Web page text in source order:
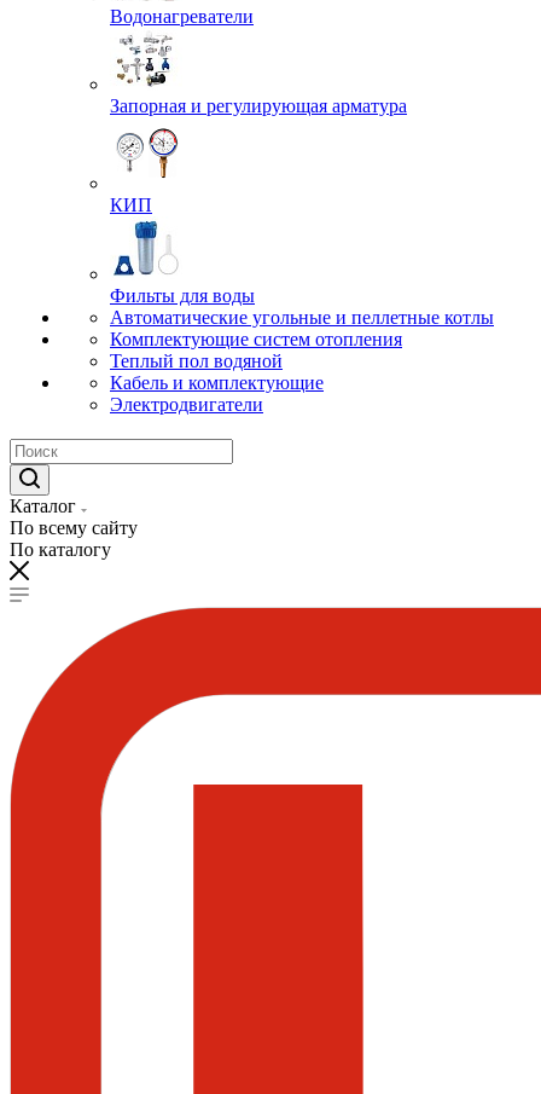
Водонагреватели
Запорная и регулирующая арматура
КИП
Фильты для воды
Автоматические угольные и пеллетные котлы
Комплектующие систем отопления
Теплый пол водяной
Кабель и комплектующие
Электродвигатели
Каталог
По всему сайту
По каталогу